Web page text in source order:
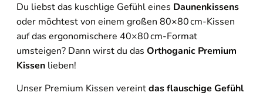
Du liebst das kuschlige Gefühl eines Daunenkissens
oder möchtest von einem großen 80×80 cm-Kissen
auf das ergonomischere 40×80 cm-Format
umsteigen? Dann wirst du das Orthoganic Premium
Kissen lieben!
Unser Premium Kissen vereintdas flauschige Gefühl